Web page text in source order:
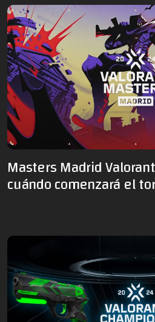
Masters Madrid
cuándo comenzará el